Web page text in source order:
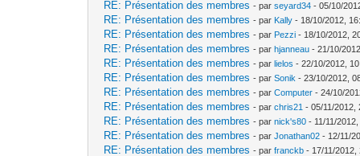
RE: Présentation des membres - parseyard34 - 05/10/
RE: Présentation des membres - par Kally - 18/10/2012,
RE: Présentation des membres - par Pezzi - 18/10/2012,
RE: Présentation des membres - parhjanneau - 21/10/
RE: Présentation des membres - parlielos - 22/10/2012,
RE: Présentation des membres - parSonik - 23/10/2012,
RE: Présentation des membres - parComputer - 24/10/
RE: Présentation des membres - parchris21 - 05/11/2012,
RE: Présentation des membres - parnick's80 - 11/11/
RE: Présentation des membres - parJonathan02 - 12/11/
RE: Présentation des membres - parfranckb - 17/11/2012,